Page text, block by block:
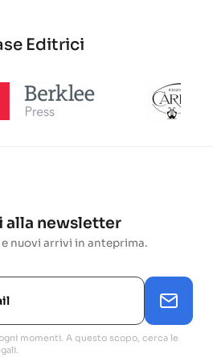
Editrici
alla newsletter
nuovi arrivi in anteprima.
momenti. A questo scopo, cerca le